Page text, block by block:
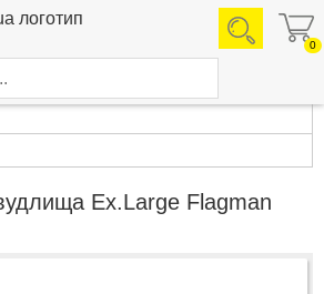
0
Ex.Large Flagman